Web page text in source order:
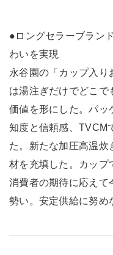
●ロングセラーブラン
わいを実現
永谷園の「カップ入り
は湯注ぎだけでどこで
価値を形にした。パッ
知度と信頼感、TVCM
た。新たな加圧高温炊
材を充填した。カップ
消費者の期待に応えて
勢い。安定供給に努め